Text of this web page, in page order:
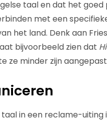
taal en dat het
met een
het land. Denk aan
bijvoorbeeld zien dat
ze minder zijn
in een reclame-